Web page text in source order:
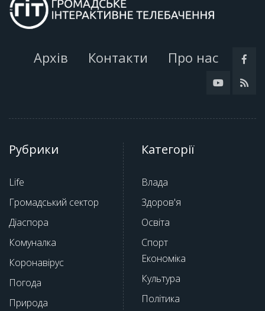
Архів Контакти Про нас
Рубрики
Life
Громадський сектор
Діаспора
Комуналка
Коронавірус
Погода
Природа
Категорії
Влада
Здоров'я
Освіта
Спорт
Економіка
Культура
Політика